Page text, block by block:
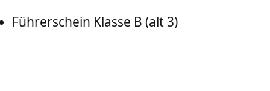
Führerschein Klasse B (alt 3)